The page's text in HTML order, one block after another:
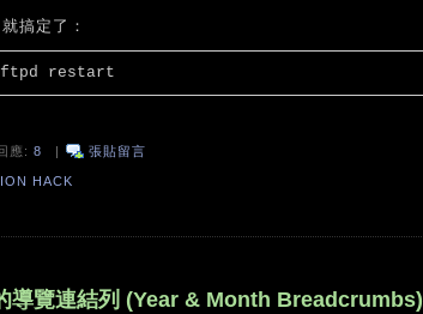
搞定了：
restart
回應: 8 張貼留言
HACK
導覽連結列 (Year & Month Breadcrumbs)